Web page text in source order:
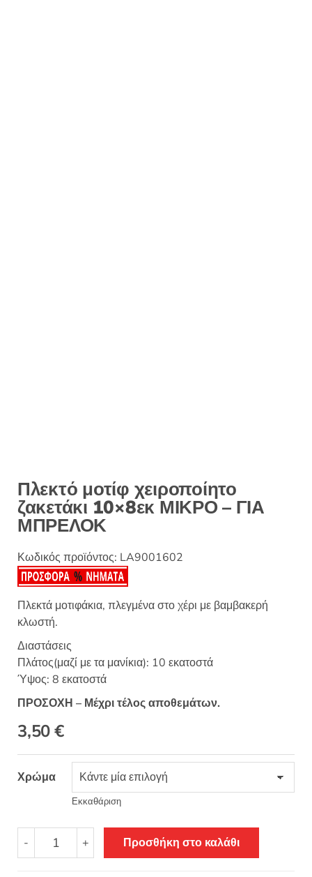
Πλεκτό μοτίφ χειροποίητο
ζακετάκι 10×8εκ ΜΙΚΡΟ – ΓΙΑ
ΜΠΡΕΛΟΚ
Κωδικός προϊόντος: LA9001602
Πλεκτά μοτιφάκια, πλεγμένα στο χέρι με βαμβακερή
κλωστή.
Διαστάσεις
Πλάτος(μαζί με τα μανίκια): 10 εκατοστά
Ύψος: 8 εκατοστά
ΠΡΟΣΟΧΗ – Μέχρι τέλος αποθεμάτων.
3,50€
Χρώμα
Εκκαθάριση
-
Πλεκτό
μοτίφ
+ Προσθήκη στο καλάθι